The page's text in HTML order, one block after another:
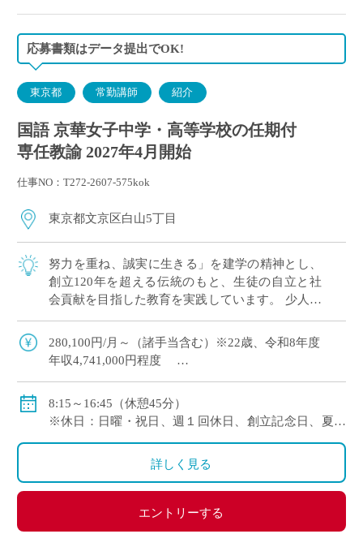
応募書類はデータ提出でOK!
東京都 常勤講師 紹介
国語 京華女子中学・高等学校の任期付
専任教諭 2027年4月開始
仕事NO：T272-2607-575kok
東京都文京区白山5丁目
努力を重ね、誠実に生きる」を建学の精神とし、
創立120年を超える伝統のもと、生徒の自立と社
会貢献を目指した教育を実践しています。 少人数
な指導を実施し、 高校ではそれぞれの志 […]
280,100円/月～（諸手当含む）※22歳、令和8年度
年収4,741,000円程度
【モデル給与】30歳：月給 353,010円（基本給324,700
円） 年収5,989,000円程度
・通勤手当：有り（5万円まで）
・その他手当：有り
8:15～16:45（休憩45分）
※休日：日曜・祝日、週１回休日、創立記念日、夏季
※年間休日数126日（令和8年度）
詳しく見る
エントリーする